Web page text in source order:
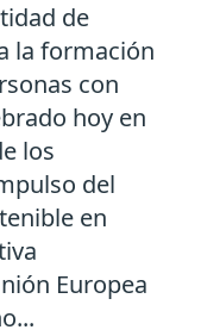
de
la formación
con
hoy en
los
del
en
Europea